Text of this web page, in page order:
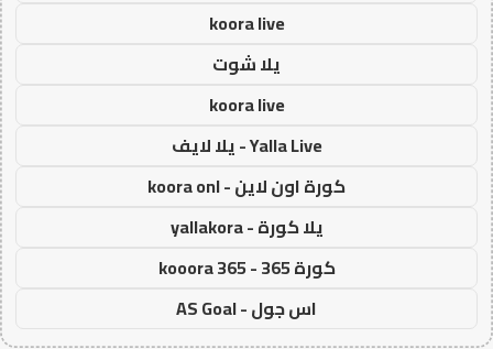
koora live
يلا شوت
koora live
Yalla Live - يلا لايف
كورة اون لاين - koora onl
يلا كورة - yallakora
كورة 365 - kooora 365
اس جول - AS Goal